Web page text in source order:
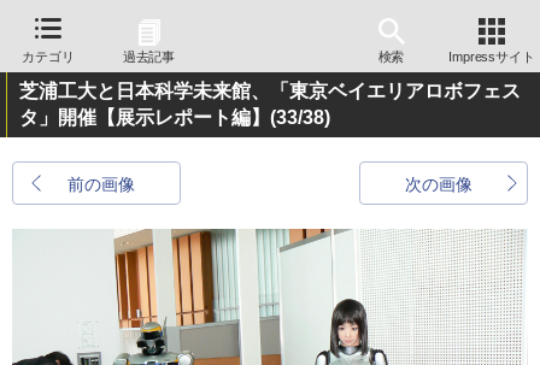
カテゴリ 過去記事 検索 Impressサイト
芝浦工大と日本科学未来館、「東京ベイエリアロボフェス
タ」開催【展示レポート編】 (33/38)
前の画像 次の画像